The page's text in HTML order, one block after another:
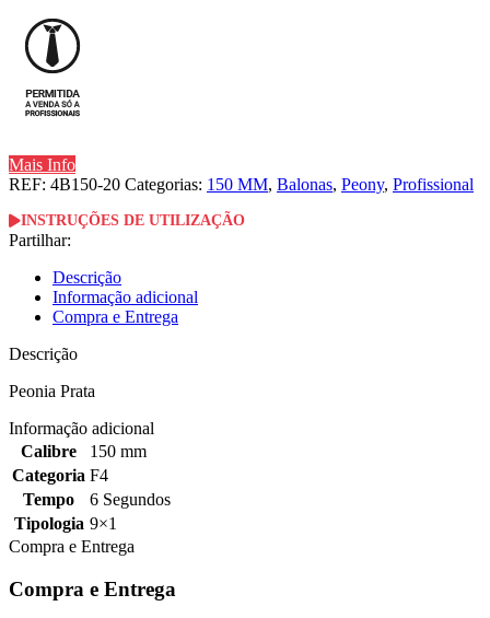
Mais Info
REF: 4B150-20 Categorias: 150 MM, Balonas, Peony, Profissional
INSTRUÇÕES DE UTILIZAÇÃO
Partilhar:
Descrição
Informação adicional
Compra e Entrega
Descrição
Peonia Prata
Informação adicional
Calibre
150 mm
Categoria F4
Tempo
6 Segundos
Tipologia 9×1
Compra e Entrega
Compra e Entrega